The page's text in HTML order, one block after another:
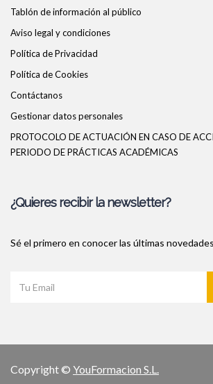
Tablón de información al público
Aviso legal y condiciones
Política de Privacidad
Política de Cookies
Contáctanos
Gestionar datos personales
PROTOCOLO DE ACTUACIÓN EN CASO DE
PERIODO DE PRÁCTICAS ACADÉMICAS
¿Quieres recibir la newsletter?
Sé el primero en conocer las últimas
Copyright © YouFormacion S.L.